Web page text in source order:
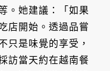
。她建議：「如果
店開始。透過品嘗
只是味覺的享受，
訪當天約在越南餐